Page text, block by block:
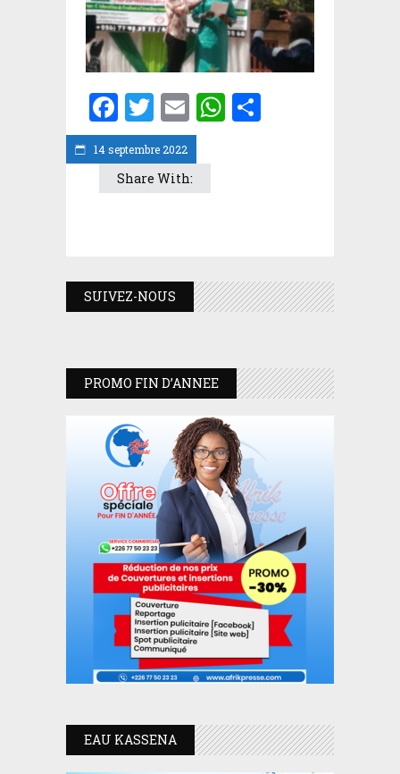
14 septembre 2022
Facebook
Twitter
EmailWhatsApp
Share With:
SUIVEZ-NOUS
PROMO FIN D’ANNEE
EAU KASSENA